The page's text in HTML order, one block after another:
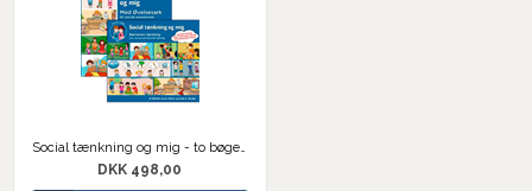
Social tænkning og mig - to bøger i sæt
DKK 498,00